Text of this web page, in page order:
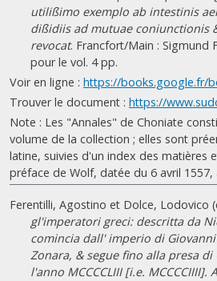
utilißimo exemplo ab intestinis
dißidiis ad mutuae coniunctionis
revocat. Francfort/Main : Sigmund
pour le vol. 4 pp.
Voir en ligne : https://books.google.fr/
Trouver le document : https://
Note : Les "Annales" de Choniate
volume de la collection ; elles sont
latine, suivies d'un index des matières
préface de Wolf, datée du 6 avril 1557,
Ferentilli, Agostino et Dolce, Lodovico
gl'imperatori greci: descritta da
comincia dall' imperio di
Zonara, & segue fino alla presa
l'anno MCCCCLIII [i.e.